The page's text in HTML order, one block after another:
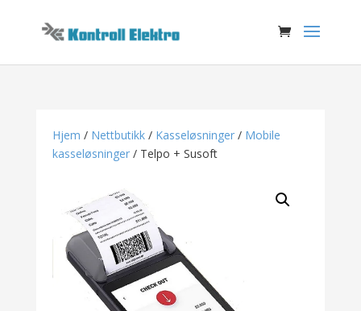
Hjem / Nettbutikk/ Kasseløsninger/ Mobile
kasseløsninger/ Telpo + Susoft